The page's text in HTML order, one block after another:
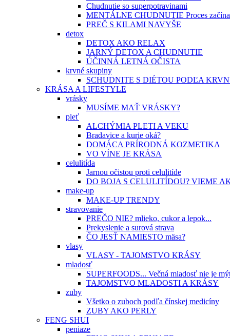
Chudnutie so superpotravinami
MENTÁLNE CHUDNUTIE Proces
PREČ S KILAMI NAVYŠE
detox
DETOX AKO RELAX
JARNÝ DETOX A CHUDNUTIE
ÚČINNÁ LETNÁ OČISTA
krvné skupiny
SCHUDNITE S DIÉTOU PODĽA
KRÁSA A LIFESTYLE
vrásky
MUSÍME MAŤ VRÁSKY?
pleť
ALCHÝMIA PLETI A VEKU
Bradavice a kurie oká?
DOMÁCA PRÍRODNÁ KOZMETIKA
VO VÍNE JE KRÁSA
celulitída
Jarnou očistou proti celulitíde
DO BOJA S CELULITÍDOU? VIEME
make-up
MAKE-UP TRENDY
stravovanie
PREČO NIE? mlieko, cukor a lepok...
Prekyslenie a surová strava
ČO JESŤ NAMIESTO mäsa?
vlasy
VLASY - TAJOMSTVO KRÁSY
mladosť
SUPERFOODS... Večná mladosť nie je
TAJOMSTVO MLADOSTI A KRÁSY
zuby
Všetko o zuboch podľa čínskej medicíny
ZUBY AKO PERLY
FENG SHUI
peniaze